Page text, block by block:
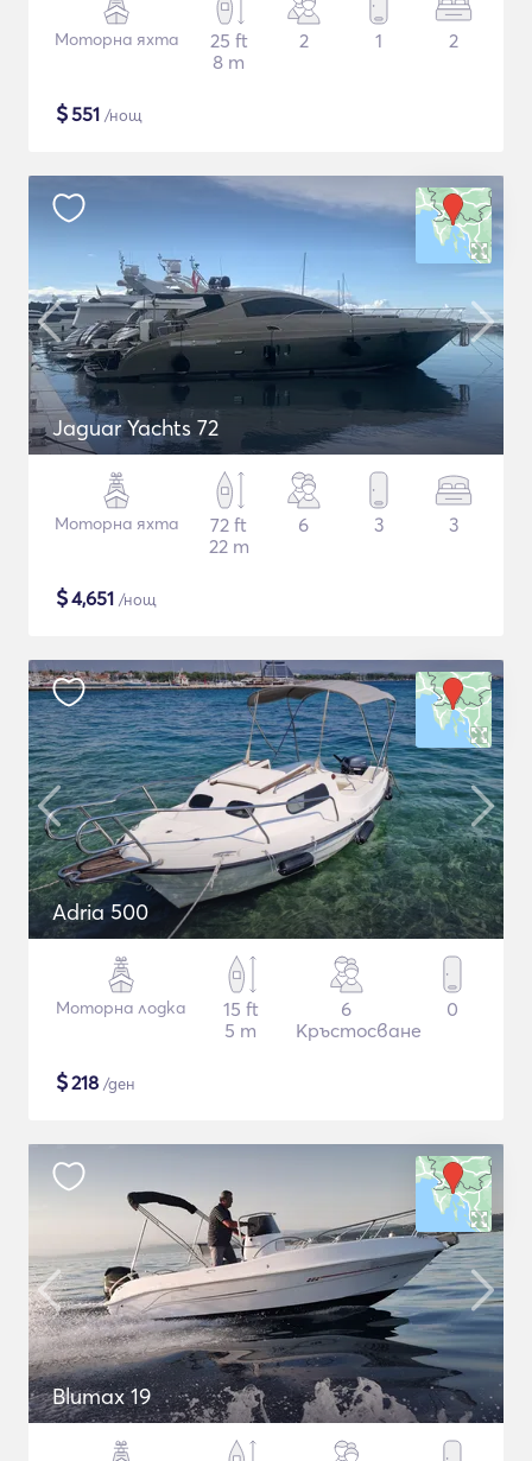
Моторна яхта
25 ft
8 m
2 1 2
$551 /нощ
Jaguar Yachts 72
Моторна яхта
72 ft
22 m
6 3 3
$4,651 /нощ
Adria 500
Моторна лодка
15 ft
5 m
6
Кръстосване
0
$218 /ден
Blumax 19